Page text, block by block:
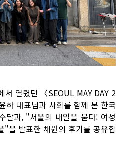
서 열렸던 〈SEOUL MAY DAY 2
하 대표님과 사회를 함께 본 한국
달과, "서울의 내일을 묻다: 여성
"을 발표한 채원의 후기를 공유합